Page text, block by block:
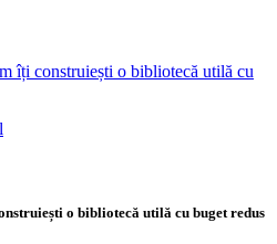
o bibliotecă utilă cu buget redus